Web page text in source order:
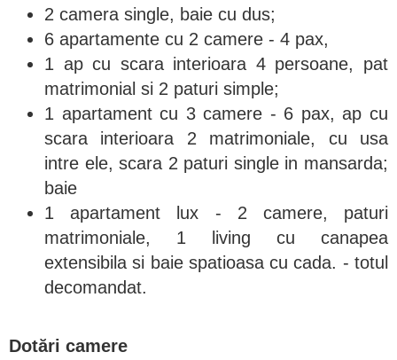
2 camera single, baie cu dus;
6 apartamente cu 2 camere - 4 pax,
1 ap cu scara interioara 4 persoane, pat
matrimonial si 2 paturi simple;
1 apartament cu 3 camere - 6 pax, ap cu
scara interioara 2 matrimoniale, cu usa
intre ele, scara 2 paturi single in mansarda;
baie
1 apartament lux - 2 camere, paturi
matrimoniale, 1 living cu canapea
extensibila si baie spatioasa cu cada. - totul
decomandat.
Dotări camere